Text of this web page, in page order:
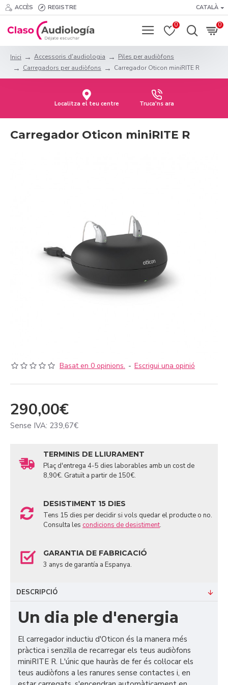
ACCÈS REGISTRE CATALÀ
0 0
Inici Accessoris d'audiologia
Piles per audiòfons
Carregadors per audiòfons
Carregador Oticon miniRITE R
Localitza el teu centre Truca'ns ara
Carregador Oticon miniRITE R
Basat en 0 opinions. - Escrigui una opinió
290,00€
Sense IVA: 239,67€
TERMINIS DE LLIURAMENT
Plaç d'entrega 4-5 dies laborables amb un cost de
8,90€. Gratuït a partir de 150€.
DESISTIMENT 15 DIES
Tens 15 dies per decidir si vols quedar el producte o no.
Consulta les condicions de desistiment.
GARANTIA DE FABRICACIÓ
3 anys de garantía a Espanya.
DESCRIPCIÓ
Un dia ple d'energia
El carregador inductiu d'Oticon és la manera més
pràctica i senzilla de recarregar els teus audiòfons
miniRITE R. L'únic que hauràs de fer és col·locar els
teus audiòfons a les ranures sense contactes i, en